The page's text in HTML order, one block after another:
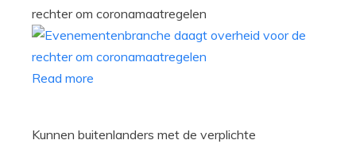
rechter om coronamaatregelen
Read more
Kunnen buitenlanders met de verplichte